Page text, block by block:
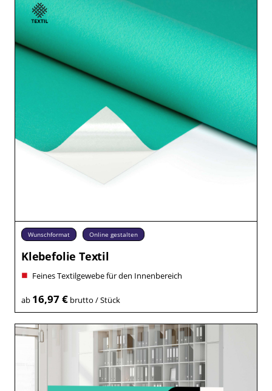
Wunschformat Online gestalten
Klebefolie Textil
Feines Textilgewebe für den Innenbereich
ab 16,97 €brutto / Stück